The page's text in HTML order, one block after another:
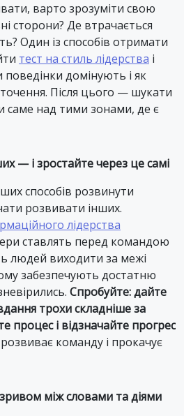
варто зрозуміти свою
сторони? Де втрачається
Один із способів отримати
тест на стиль лідерства і
поведінки домінують і як
Після цього — шукати
саме над тими зонами, де є
— і зростайте через це самі
способів розвинути
розвивати інших.
лідерства
ставлять перед командою
людей виходити за межі
забезпечують достатню
Спробуйте: дайте
трохи складніше за
процес і відзначайте прогрес
команду і прокачує
між словами та діями